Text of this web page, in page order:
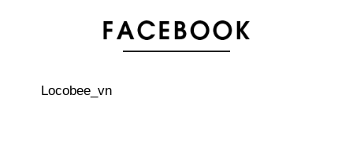
Bảng xếp hạng 20 tên dành cho bé gái được yêu thích
Locobee_vn